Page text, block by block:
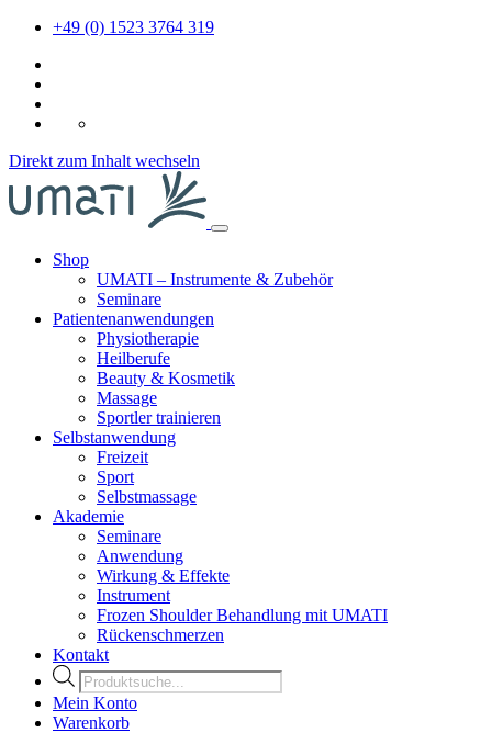
+49 (0) 1523 3764 319
Direkt zum Inhalt wechseln
Shop
UMATI – Instrumente & Zubehör
Seminare
Patientenanwendungen
Physiotherapie
Heilberufe
Beauty & Kosmetik
Massage
Sportler trainieren
Selbstanwendung
Freizeit
Sport
Selbstmassage
Akademie
Seminare
Anwendung
Wirkung & Effekte
Instrument
Frozen Shoulder Behandlung mit UMATI
Rückenschmerzen
Kontakt
Products
search
Mein Konto
Warenkorb